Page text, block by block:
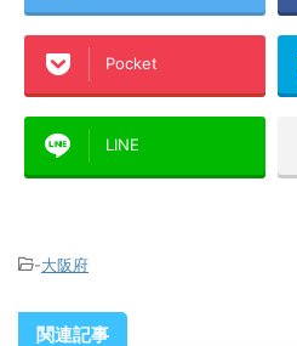
Pocket
LINE
-大阪府
関連記事